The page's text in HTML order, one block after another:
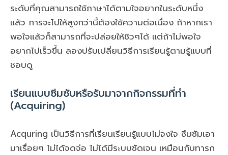
ระดับที่คุณสามารถใช้ภาษาได้ตามใจอยากในระดับหนึ่ง
แล้ว การจะไปให้สูงกว่านี้ต้องใช้ความต่อเนื่อง ถ้าหากเรา
พอใจแล้วก็สามารถที่จะปล่อยให้ชิวๆได้ แต่ถ้าไม่พอใจ
อยากไปเร็วขึ้น ลองปรับเปลี่ยนวิธีการเรียนรู้ตามรู้แบบที่
ชอบดู
เรียนแบบซึมซับหรือรับมาจากกิจกรรมที่ทำ
(Acquiring)
Acquring เป็นวิธีการที่เรียนเรียนรู้แบบไม่จงใจ ซึมซัมเอา
มาเรื่อยๆ ไม่ได้จดจ่อ ไม่ได้มีระบบชัดเจน เหมือนกับทารก